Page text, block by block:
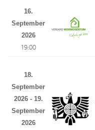
16.
September
2026
19:00
18.
September
2026 - 19.
September
2026